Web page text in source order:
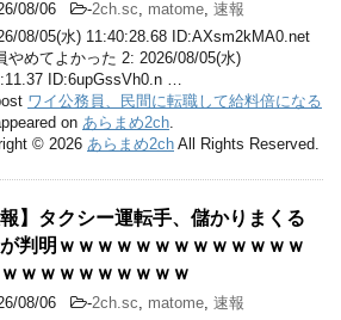
08/06 -2ch.sc, matome, 速報
08/05(水) 11:40:28.68 ID:AXsm2kMA0.net
やめてよかった 2: 2026/08/05(水)
ID:6upGssVh0.n …
ワイ公務員、民間に転職して給料倍になる
on あらまめ2ch.
© 2026 あらまめ2ch All Rights Reserved.
報】タクシー運転手、儲かりまくる
判明ｗｗｗｗｗｗｗｗｗｗｗｗｗ
ｗｗｗｗｗｗｗｗｗ
08/06 -2ch.sc, matome, 速報